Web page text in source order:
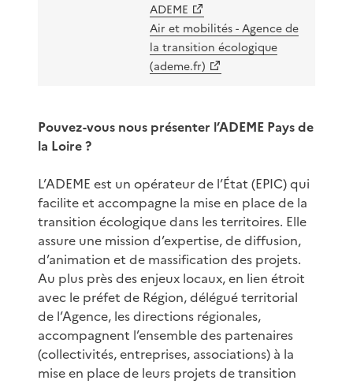
ADEME
Air et mobilités - Agence de
la transition écologique
(ademe.fr)
Pouvez-vous nous présenter l’ADEME Pays de
la Loire ?
L’ADEME est un opérateur de l’État (EPIC) qui
facilite et accompagne la mise en place de la
transition écologique dans les territoires. Elle
assure une mission d’expertise, de diffusion,
d’animation et de massification des projets.
Au plus près des enjeux locaux, en lien étroit
avec le préfet de Région, délégué territorial
de l’Agence, les directions régionales,
accompagnent l’ensemble des partenaires
(collectivités, entreprises, associations) à la
mise en place de leurs projets de transition